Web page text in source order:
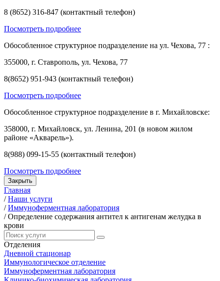
8 (8652) 316-847 (контактный телефон)
Посмотреть подробнее
Обособленное структурное подразделение на ул. Чехова, 77 :
355000, г. Ставрополь, ул. Чехова, 77
8(8652) 951-943 (контактный телефон)
Посмотреть подробнее
Обособленное структурное подразделение в г. Михайловске:
358000, г. Михайловск, ул. Ленина, 201 (в новом жилом
районе «Акварель»).
8(988) 099-15-55 (контактный телефон)
Посмотреть подробнее
Закрыть
Главная
/ Наши услуги
/ Иммуноферментная лаборатория
/ Определение содержания антител к антигенам желудка в
крови
Отделения
Дневной стационар
Иммунологическое отделение
Иммуноферментная лаборатория